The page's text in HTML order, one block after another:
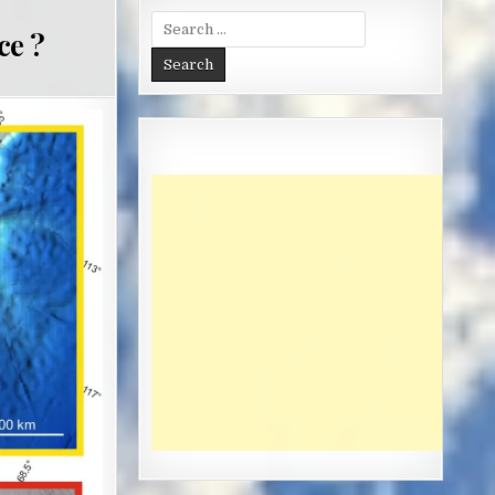
?
Search
for: